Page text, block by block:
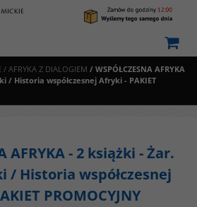
/ AFRYKA Z DIALOGIEM / WSPÓŁCZESNA AFRYKA
/ Historia współczesnej Afryki - PAKIET
AFRYKA - 2 książki - Żar.
/ Historia współczesnej
PROMOCYJNY